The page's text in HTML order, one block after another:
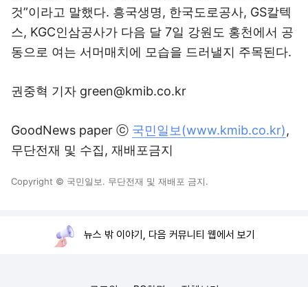
것”이라고 말했다. 흥국생명, 한국도로공사, GS칼텍
스, KGC인삼공사가 다음 달 7일 강원도 홍천에서 공
동으로 여는 서머매치에 모습을 드러낼지 주목된다.
권중혁 기자 green@kmib.co.kr
GoodNews paper ⓒ 국민일보(www.kmib.co.kr),
무단전재 및 수집, 재배포금지
Copyright © 국민일보. 무단전재 및 재배포 금지.
뉴스 밖 이야기, 다음 커뮤니티 웹에서 보기